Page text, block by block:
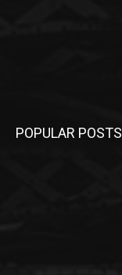
POPULAR POSTS